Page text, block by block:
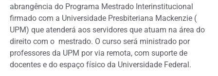
abrangência do Programa Mestrado Interinstitucional
firmado com a Universidade Presbiteriana Mackenzie (
UPM) que atenderá aos servidores que atuam na área do
direito com o mestrado. O curso será ministrado por
professores da UPM por via remota, com suporte de
docentes e do espaço físico da Universidade Federal.